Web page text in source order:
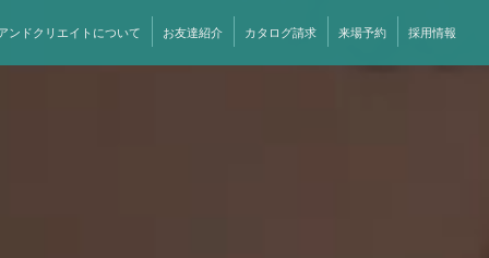
ンドクリエイトについて お友達紹介 カタログ請求 来場予約 採用情報